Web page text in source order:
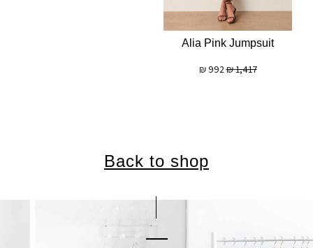
Alia Pink Jumpsuit
1,417
₪
992
₪
Back to shop